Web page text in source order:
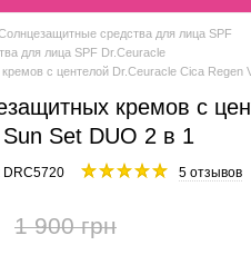
средства для лица SPF
для лица SPF Dr.Ceuracle
с центелой Dr.Ceuracle Cica Regen
кремов с
Set DUO 2 в 1
DRC5720 5 отзывов
1 900 грн